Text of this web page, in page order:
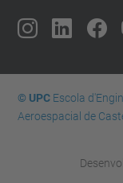
© UPCEscola
Aeroespacial de